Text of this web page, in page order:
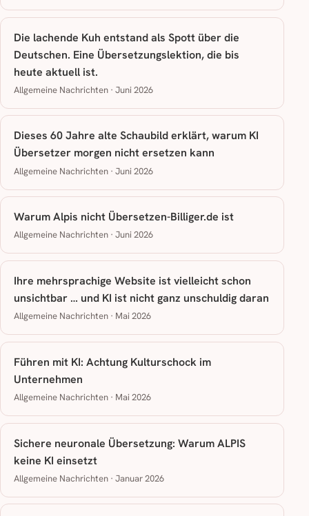
Die lachende Kuh entstand als Spott über die
Deutschen. Eine Übersetzungslektion, die bis
heute aktuell ist.
Allgemeine Nachrichten · Juni 2026
Dieses 60 Jahre alte Schaubild erklärt, warum KI
Übersetzer morgen nicht ersetzen kann
Allgemeine Nachrichten · Juni 2026
Warum Alpis nicht Übersetzen-Billiger.de ist
Allgemeine Nachrichten · Juni 2026
Ihre mehrsprachige Website ist vielleicht schon
unsichtbar … und KI ist nicht ganz unschuldig daran
Allgemeine Nachrichten · Mai 2026
Führen mit KI: Achtung Kulturschock im
Unternehmen
Allgemeine Nachrichten · Mai 2026
Sichere neuronale Übersetzung: Warum ALPIS
keine KI einsetzt
Allgemeine Nachrichten · Januar 2026